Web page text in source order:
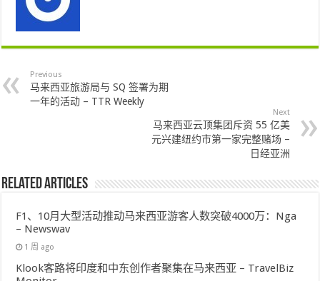
Previous
马来西亚旅游局与 SQ 签署为期
一年的活动 – TTR Weekly
Next
马来西亚云顶集团斥资 55 亿美
元兴建纽约市第一家完整赌场 –
日经亚洲
Related Articles
F1、10月大型活动推动马来西亚游客人数突破4000万：Nga
– Newswav
1 周 ago
Klook客路将印度和中东创作者聚集在马来西亚 – TravelBiz